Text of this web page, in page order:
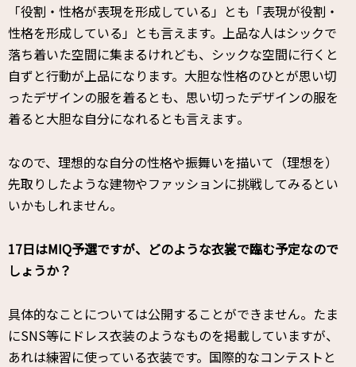
「役割・ 性格が表現を形成している」とも「表現が役割・
性格を形成している」とも言えます。
上品な人はシックで
落ち着いた空間に集まるけれども、 シックな空間に行くと
自ずと行動が上品になります。 大胆な性格のひとが思い切
ったデザインの服を着るとも、 思い切ったデザインの服を
着ると大胆な自分になれるとも言えます。
なので、 理想的な自分の性格や振舞いを描いて（理想を）
先取りしたような建物やファッションに挑戦してみるとい
いかもしれません。
――17日はMIQ予選ですが、どのような衣裳で臨む予定なので
しょうか？
具体的なことについては公開することができません。たま
にSNS等にドレス衣装のようなものを掲載していますが、
あれは練習に使っている衣装です。国際的なコンテストと